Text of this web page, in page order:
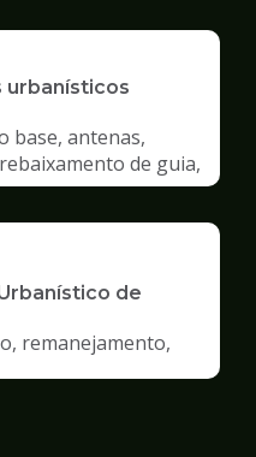
urbanísticos
base, antenas,
de guia,
de
remanejamento,